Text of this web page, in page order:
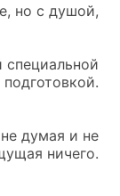
но с душой,
подготовкой.
думая и не
ничего.